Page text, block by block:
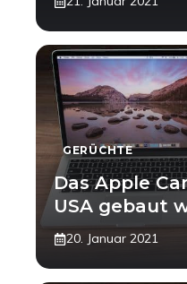
GERÜCHTE
Das Apple
USA gebaut
20. Januar 2021